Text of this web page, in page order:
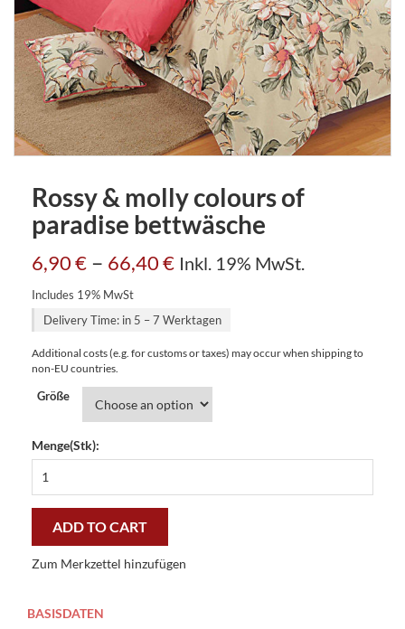
Rossy & molly colours of
paradise bettwäsche
6,90€ – 66,40€ Inkl. 19% MwSt.
Includes 19% MwSt
Delivery Time: in 5 – 7 Werktagen
Additional costs (e.g. for customs or taxes) may occur when shipping to
non-EU countries.
Größe
Menge(Stk):
colours
paradise
ADD TO CART
Zum Merkzettel hinzufügen
BASISDATEN